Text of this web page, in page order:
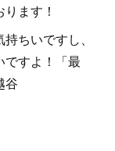
ます！
ちいですし、
ですよ！「最
谷